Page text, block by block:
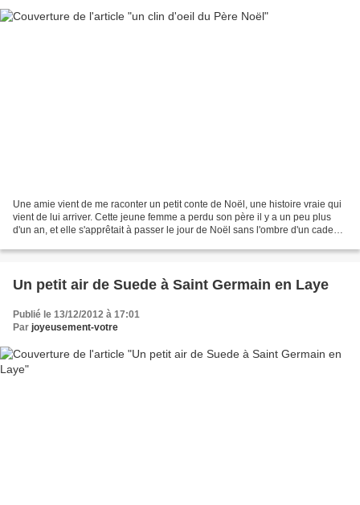
Une amie vient de me raconter un petit conte de Noël, une histoire vraie qui
vient de lui arriver. Cette jeune femme a perdu son père il y a un peu plus
d'un an, et elle s'apprêtait à passer le jour de Noël sans l'ombre d'un cadeau,
Un petit air de Suede à Saint Germain en Laye
Publié le 13/12/2012 à 17:01
Par joyeusement-votre